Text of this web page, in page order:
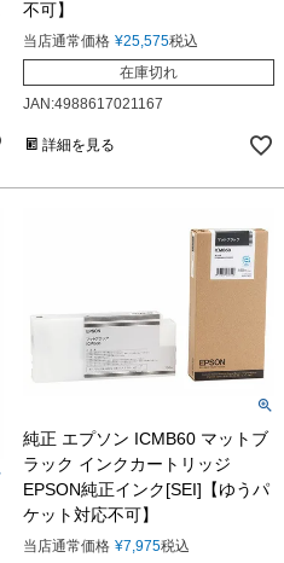
不可】
当店通常価格 ¥25,575税込
在庫切れ
JAN:4988617021167
詳細を見る
純正 エプソン ICMB60 マットブ
ラック インクカートリッジ
EPSON純正インク[SEI]【ゆうパ
ケット対応不可】
当店通常価格 ¥7,975税込